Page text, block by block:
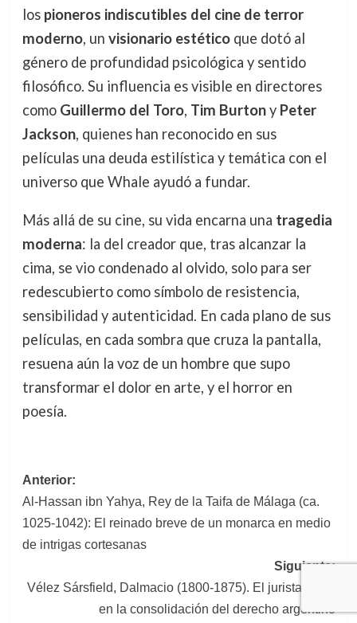
los pioneros indiscutibles del cine de terror
moderno, un visionario estéticoque dotó al
género de profundidad psicológica y sentido
filosófico. Su influencia es visible en directores
como Guillermo del Toro, Tim Burtony Peter
Jackson, quienes han reconocido en sus
películas una deuda estilística y temática con el
universo que Whale ayudó a fundar.
Más allá de su cine, su vida encarna una tragedia
moderna: la del creador que, tras alcanzar la
cima, se vio condenado al olvido, solo para ser
redescubierto como símbolo de resistencia,
sensibilidad y autenticidad. En cada plano de sus
películas, en cada sombra que cruza la pantalla,
resuena aún la voz de un hombre que supo
transformar el dolor en arte, y el horror en
poesía.
Navegación
de
entradas
Anterior:
Al-Hassan ibn Yahya, Rey de la Taifa de Málaga (ca.
1025-1042): El reinado breve de un monarca en medio
de intrigas cortesanas
Siguiente:
Vélez Sársfield, Dalmacio (1800-1875). El jurista clave
en la consolidación del derecho argentino